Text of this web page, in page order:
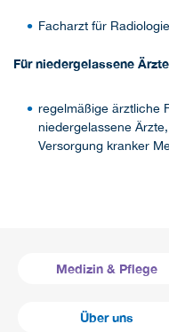
Facharzt für
Für niedergelassene Ärzte
regelmäßige ärztliche
niedergelassene
Versorgung kranker
Medizin & Pflege
Über uns